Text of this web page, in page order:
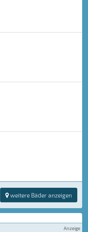
weitere Bäder anzeigen
Anzeige